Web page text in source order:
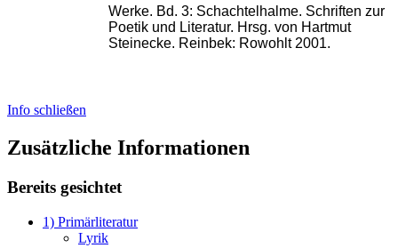
Werke. Bd. 3: Schachtelhalme. Schriften zur
Poetik und Literatur. Hrsg. von Hartmut
Steinecke. Reinbek: Rowohlt 2001.
Info schließen
Zusätzliche Informationen
Bereits gesichtet
1) Primärliteratur
Lyrik